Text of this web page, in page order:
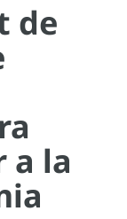
de
a la